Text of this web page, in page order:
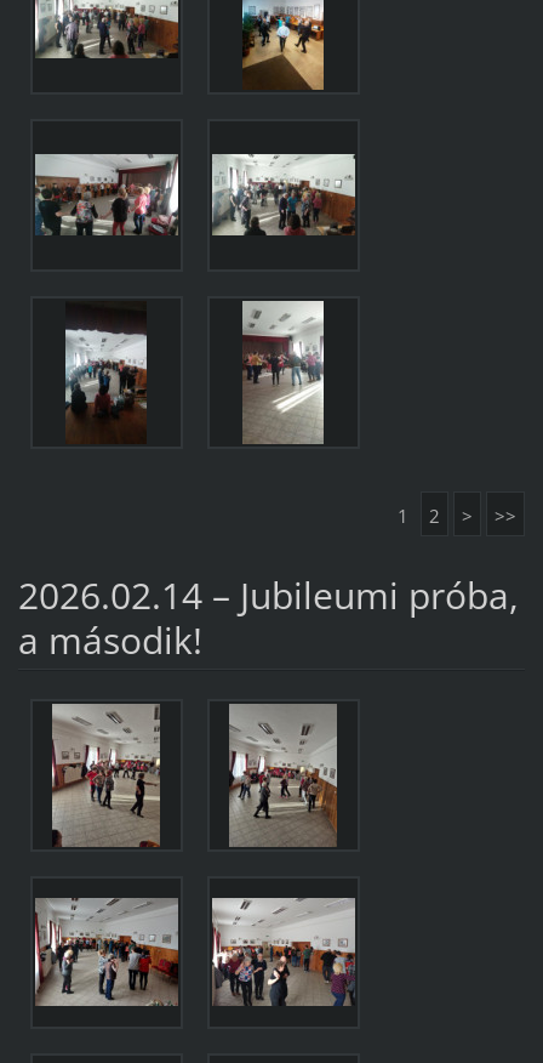
1 2 > >>
2026.02.14 – Jubileumi próba,
a második!